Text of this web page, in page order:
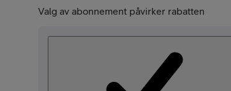
Valg av abonnement påvirker rabatten